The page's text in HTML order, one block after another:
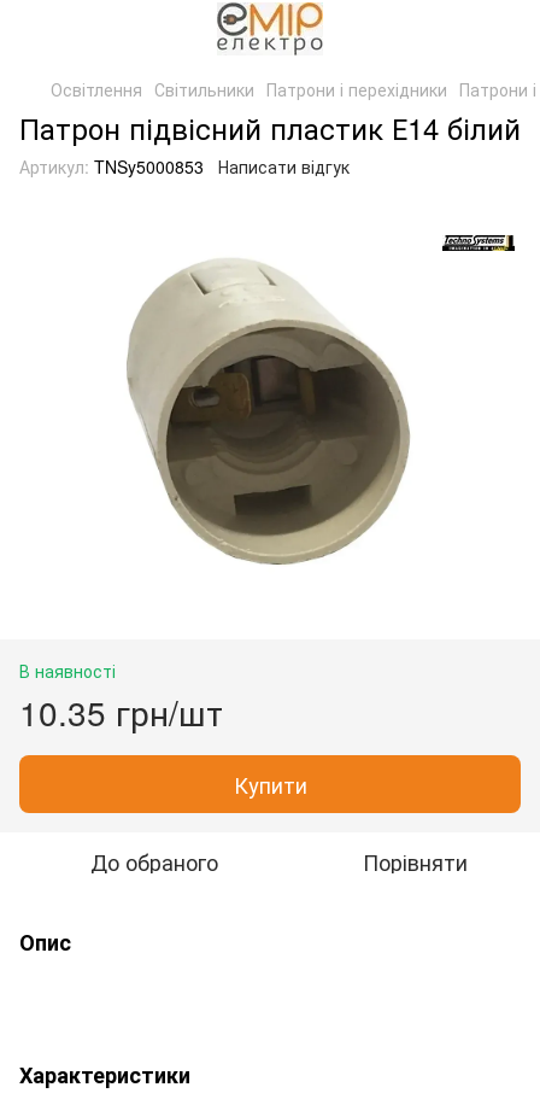
Освітлення Світильники Патрони і перехідники Патрони
Патрон підвісний пластик Е14 білий
Артикул: TNSy5000853 Написати відгук
В наявності
10.35 грн/шт
Купити
До обраного Порівняти
Опис
Характеристики